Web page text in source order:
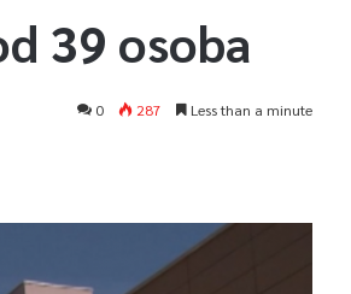
39 osoba
0 287 Less than a minute